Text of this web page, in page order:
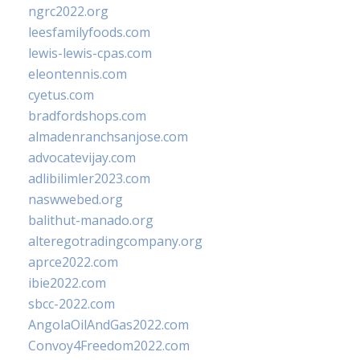
ngrc2022.org
leesfamilyfoods.com
lewis-lewis-cpas.com
eleontennis.com
cyetus.com
bradfordshops.com
almadenranchsanjose.com
advocatevijay.com
adlibilimler2023.com
naswwebed.org
balithut-manado.org
alteregotradingcompany.org
aprce2022.com
ibie2022.com
sbcc-2022.com
AngolaOilAndGas2022.com
Convoy4Freedom2022.com